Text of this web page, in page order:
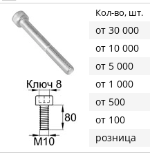
Кол-во, шт.
от 30 000
от 10 000
от 5 000
от 1 000
от 500
от 100
розница